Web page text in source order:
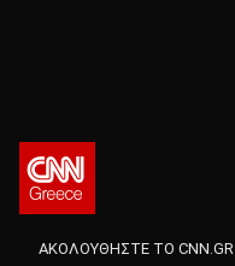
ΑΚΟΛΟΥΘΗΣΤΕ ΤΟ CNN.GR